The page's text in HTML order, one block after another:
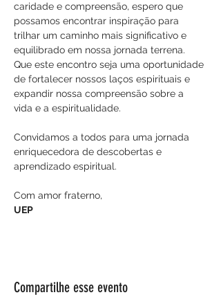
caridade e compreensão, espero que
possamos encontrar inspiração para
trilhar um caminho mais significativo e
equilibrado em nossa jornada terrena.
Que este encontro seja uma oportunidade
de fortalecer nossos laços espirituais e
expandir nossa compreensão sobre a
vida e a espiritualidade.
Convidamos a todos para uma jornada
enriquecedora de descobertas e
aprendizado espiritual.
Com amor fraterno,
UEP
Compartilhe esse evento